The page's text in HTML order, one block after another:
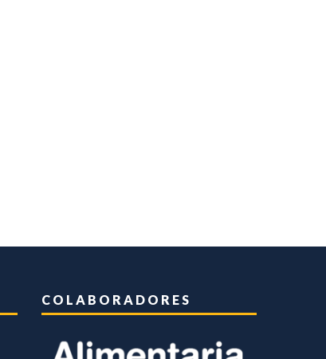
COLABORADORES